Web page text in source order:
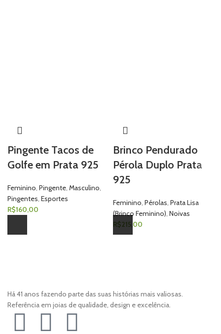
Pingente Tacos de
Golfe em Prata 925
Feminino, Pingente, Masculino,
Pingentes, Esportes
R$160,00
Brinco Pendurado
Pérola Duplo Prata
925
Feminino, Pérolas, Prata Lisa
(Brinco Feminino), Noivas
R$215,00
Há 41 anos fazendo parte das suas histórias mais valiosas.
Referência em joias de qualidade, design e excelência.